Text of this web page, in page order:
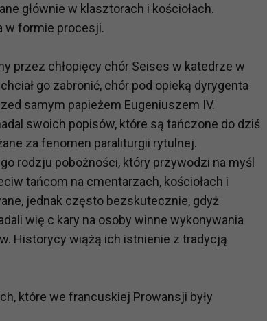
głównie w klasztorach i kościołach.
w formie procesji.
przez chłopięcy chór Seises w katedrze w
go zabronić, chór pod opieką dyrygenta
samym papieżem Eugeniuszem IV.
swoich popisów, które są tańczone do dziś
za fenomen paraliturgii rytulnej.
rodzju pobożności, który przywodzi na myśl
tańcom na cmentarzach, kościołach i
jednak często bezskutecznie, gdyż
wię c kary na osoby winne wykonywania
Historycy wiążą ich istnienie z tradycją
które we francuskiej Prowansji były